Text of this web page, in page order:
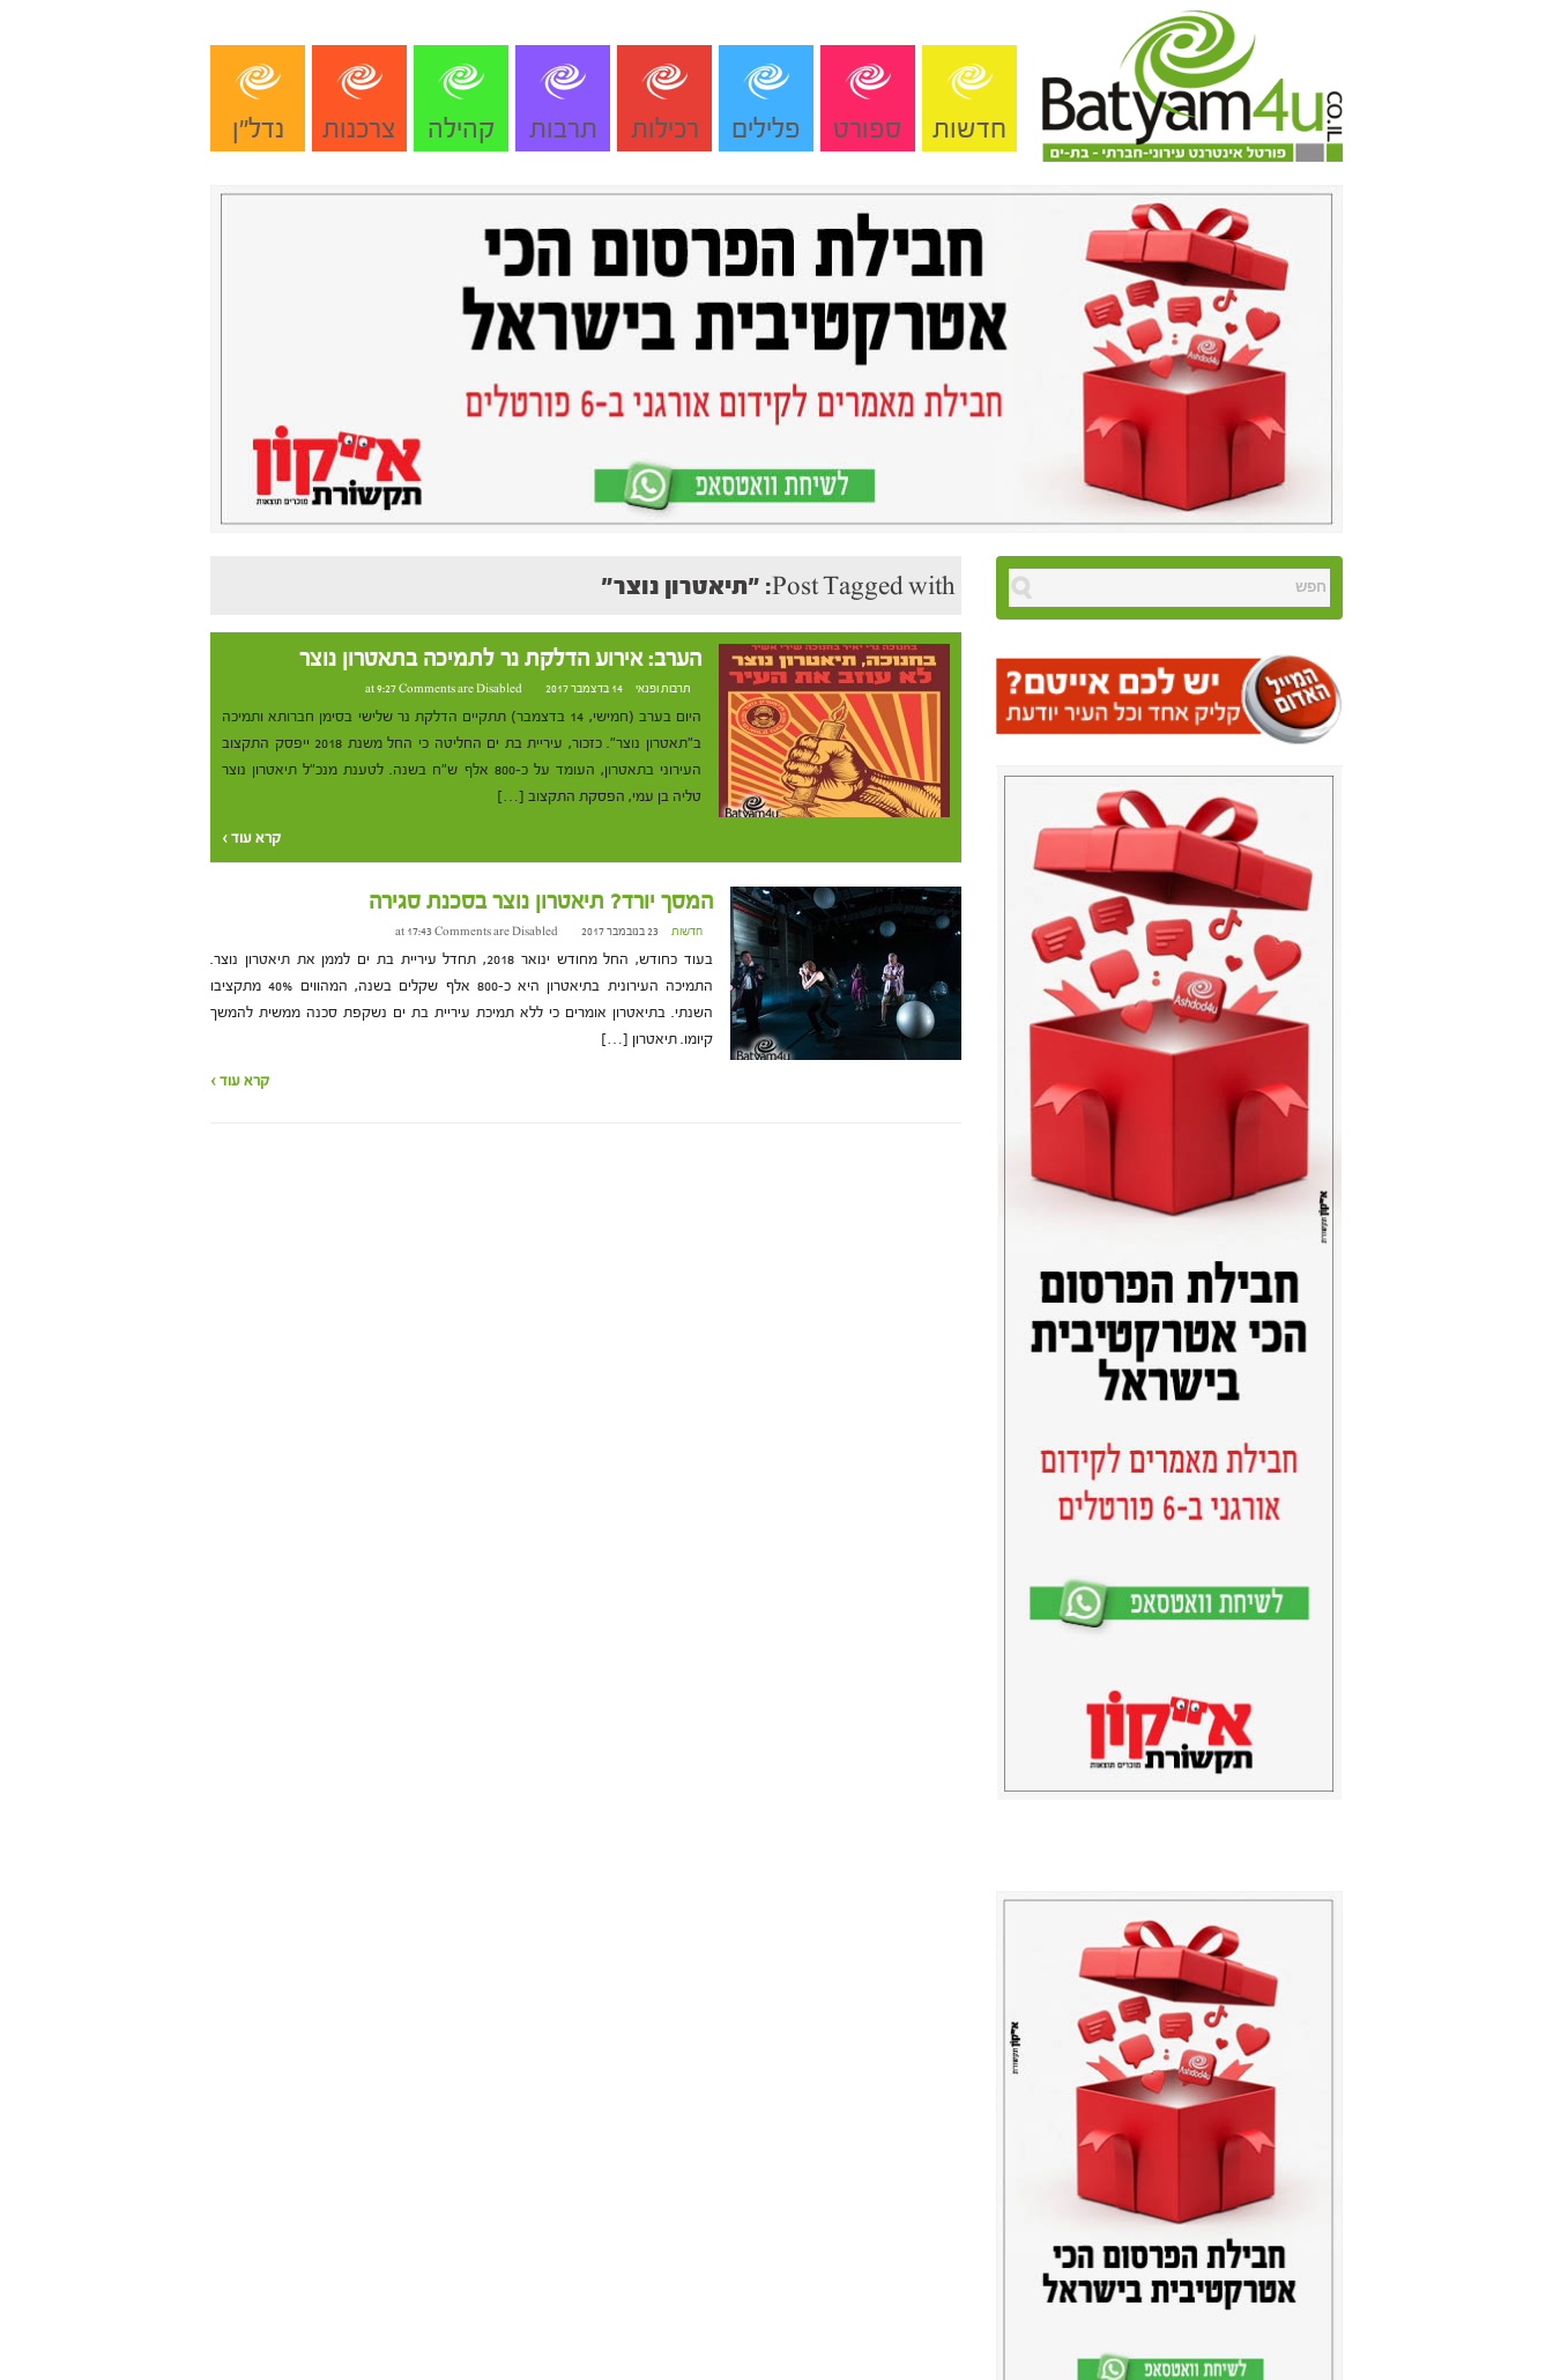
חדשות ספורט פלילים רכילות תרבות קהילה צרכנות נדל"ן
Post Tagged with: "תיאטרון נוצר"
הערב: אירוע הדלקת נר לתמיכה בתאטרון נוצר
תרבות ופנאי 14 בדצמבר 2017 at 9:27 Comments are Disabled
היום בערב (חמישי, 14 בדצמבר) תתקיים הדלקת נר שלישי בסימן חברותא ותמיכה
ב"תאטרון נוצר". כזכור, עיריית בת ים החליטה כי החל משנת 2018 ייפסק התקצוב
העירוני בתאטרון, העומד על כ-800 אלף ש"ח בשנה. לטענת מנכ"ל תיאטרון נוצר
טליה בן עמי, הפסקת התקצוב […]
קרא עוד ›
המסך יורד? תיאטרון נוצר בסכנת סגירה
חדשות 23 בנובמבר 2017 at 17:43 Comments are Disabled
בעוד כחודש, החל מחודש ינואר 2018, תחדל עיריית בת ים לממן את תיאטרון נוצר.
התמיכה העירונית בתיאטרון היא כ-800 אלף שקלים בשנה, המהווים 40% מתקציבו
השנתי. בתיאטרון אומרים כי ללא תמיכת עיריית בת ים נשקפת סכנה ממשית להמשך
קיומו. תיאטרון […]
קרא עוד ›